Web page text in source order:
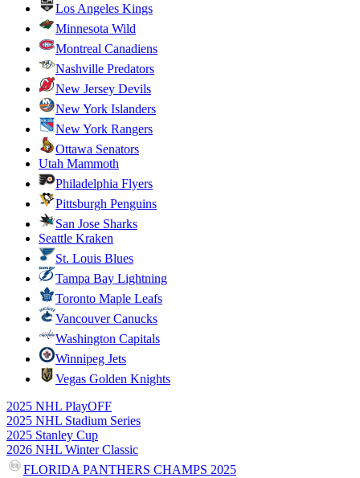
Los Angeles Kings
Minnesota Wild
Montreal Canadiens
Nashville Predators
New Jersey Devils
New York Islanders
New York Rangers
Ottawa Senators
Utah Mammoth
Philadelphia Flyers
Pittsburgh Penguins
San Jose Sharks
Seattle Kraken
St. Louis Blues
Tampa Bay Lightning
Toronto Maple Leafs
Vancouver Canucks
Washington Capitals
Winnipeg Jets
Vegas Golden Knights
2025 NHL PlayOFF
2025 NHL Stadium Series
2025 Stanley Cup
2026 NHL Winter Classic
FLORIDA PANTHERS CHAMPS 2025